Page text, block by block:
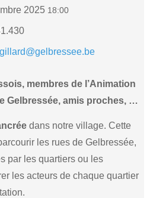
2025 18:00
membres de l’Animation
Gelbressée, amis proches, …
dans notre village. Cette
les rues de Gelbressée,
par les quartiers ou les
les acteurs de chaque quartier